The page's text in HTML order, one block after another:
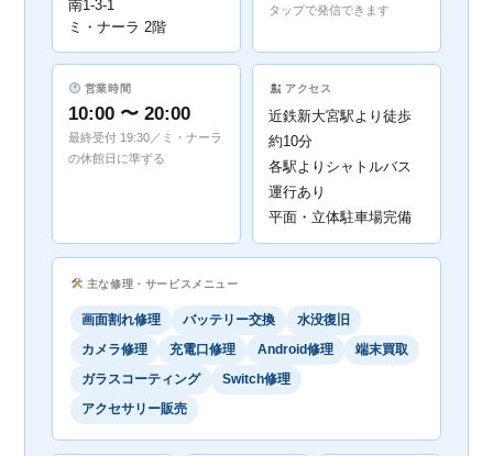
南1-3-1
ミ・ナーラ 2階
タップで発信できます
営業時間
10:00 〜 20:00
最終受付 19:30／ミ・ナーラ
の休館日に準ずる
アクセス
近鉄新大宮駅より徒歩
約10分
各駅よりシャトルバス
運行あり
平面・立体駐車場完備
主な修理・サービスメニュー
画面割れ修理 バッテリー交換
水没復旧
カメラ修理
充電口修理 Android修理
端末買取
ガラスコーティング
Switch修理
アクセサリー販売